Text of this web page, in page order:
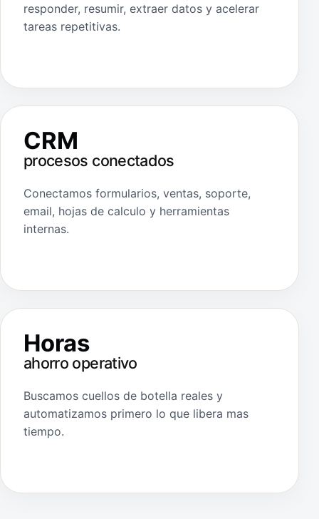
responder, resumir, extraer datos y acelerar
tareas repetitivas.
CRM
procesos conectados
Conectamos formularios, ventas, soporte,
email, hojas de calculo y herramientas
internas.
Horas
ahorro operativo
Buscamos cuellos de botella reales y
automatizamos primero lo que libera mas
tiempo.